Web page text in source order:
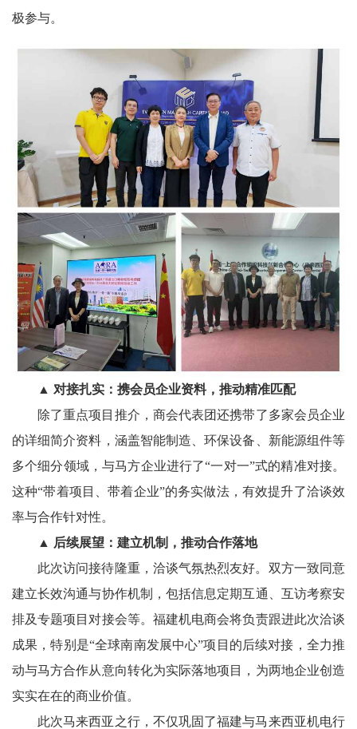
极参与。
▲ 对接扎实：携会员企业资料，推动精准匹配
除了重点项目推介， 商会代表团还携带了多家会员企业
的详细简介资料，涵盖智能制造、环保设备、新能源组件等
多个细分领域，与马方企业进行了“一对一”式的精准对接。
这种“带着项目、带着企业”的务实做法，有效提升了洽谈效
率与合作针对性。
▲ 后续展望：建立机制，推动合作落地
此次访问接待隆重，洽谈气氛热烈友好。双方一致同意
建立长效沟通与协作机制，包括信息定期互通、互访考察安
排及专题项目对接会等。福建机电商会将负责跟进此次洽谈
成果，特别是“全球南南发展中心”项目的后续对接，全力推
动与马方合作从意向转化为实际落地项目，为两地企业创造
实实在在的商业价值。
此次马来西亚之行，不仅巩固了福建与马来西亚机电行